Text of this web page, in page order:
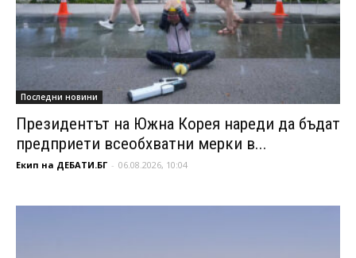
Последни новини
Президентът на Южна Корея нареди да бъдат
предприети всеобхватни мерки в...
Екип на ДЕБАТИ.БГ - 06.08.2026, 10:04